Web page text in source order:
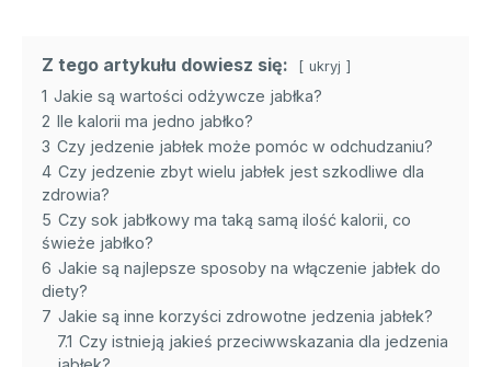
Z tego artykułu dowiesz się: ukryj
1 Jakie są wartości odżywcze jabłka?
2 Ile kalorii ma jedno jabłko?
3 Czy jedzenie jabłek może pomóc w odchudzaniu?
4 Czy jedzenie zbyt wielu jabłek jest szkodliwe dla
zdrowia?
5 Czy sok jabłkowy ma taką samą ilość kalorii, co
świeże jabłko?
6 Jakie są najlepsze sposoby na włączenie jabłek do
diety?
7 Jakie są inne korzyści zdrowotne jedzenia jabłek?
7.1 Czy istnieją jakieś przeciwwskazania dla jedzenia